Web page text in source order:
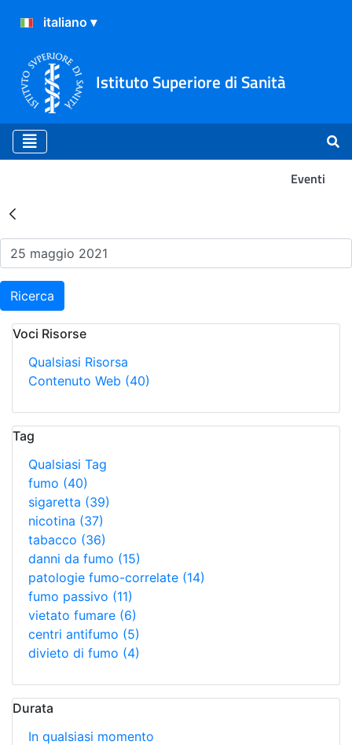
Istituto Superiore di Sanità
Eventi
Risultati della Ricerca -
Ricerca
Voci Risorse
Qualsiasi Risorsa
Contenuto Web (40)
Tag
Qualsiasi Tag
fumo (40)
sigaretta (39)
nicotina (37)
tabacco (36)
danni da fumo (15)
patologie fumo-correlate (14)
fumo passivo (11)
vietato fumare (6)
centri antifumo (5)
divieto di fumo (4)
Durata
In qualsiasi momento